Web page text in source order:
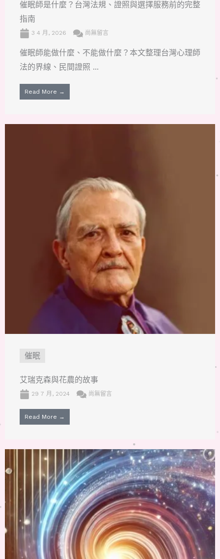
催眠師是什麼？台灣法規、證照與選擇服務前的完整
指南
3 4 月, 2026 尚無留言
催眠師能做什麼、不能做什麼？本文整理台灣心理師
法的界線、民間證照 ...
Read More →
催眠
艾瑞克森與花農的故事
29 7 月, 2024 尚無留言
Read More →